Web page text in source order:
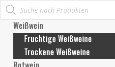
Mein Konto
Anmelden / Konto erstellen
Meine Bestellungen
Meine Rechnungen
Meine Adresse
Products
search
Weißwein
Fruchtige Weißweine
Trockene Weißweine